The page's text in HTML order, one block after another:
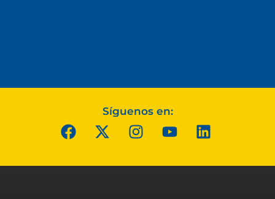
Síguenos en: